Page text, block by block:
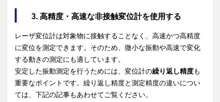
3. 高精度・高速な非接触変位計を使用する
レーザ変位計は対象物に接触することなく、高速かつ高精度
に変位を測定できます。そのため、微小な振動や高速で変化
する動きの測定にも適しています。
安定した振動測定を行うためには、変位計の繰り返し精度も
重要なポイントです。繰り返し精度と測定精度の違いについ
ては、下記の記事もあわせてご覧ください。